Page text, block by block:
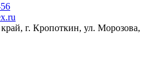
г. Кропоткин, ул. Морозова,